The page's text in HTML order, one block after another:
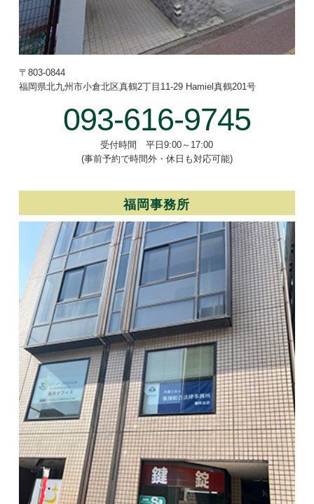
〒803-0844
福岡県北九州市小倉北区真鶴2丁目 11-29 Hamiel真鶴201号
093-616-9745
受付時間 平日9:00～17:00
(事前予約で時間外・休日も対応可能)
福岡事務所